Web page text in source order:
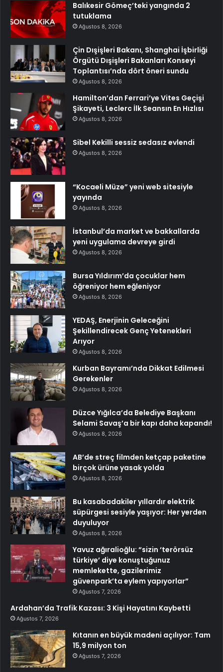
Balıkesir Gömeç’teki yangında 2
tutuklama
Ağustos 8, 2026
Çin Dışişleri Bakanı, Shanghai İşbirliği
Örgütü Dışişleri Bakanları Konseyi
Toplantısı’nda dört öneri sundu
Ağustos 8, 2026
Hamilton’dan Ferrari’ye Vites Geçişi
Şikayeti, Leclerc İlk Seansın En Hızlısı
Ağustos 8, 2026
Sibel Kekilli sessiz sedasız evlendi
Ağustos 8, 2026
“Kocaeli Müze” yeni web sitesiyle
yayında
Ağustos 8, 2026
İstanbul’da market ve bakkallarda
yeni uygulama devreye girdi
Ağustos 8, 2026
Bursa Yıldırım’da çocuklar hem
öğreniyor hem eğleniyor
Ağustos 8, 2026
YEDAŞ, Enerjinin Geleceğini
Şekillendirecek Genç Yetenekleri
Arıyor
Ağustos 8, 2026
Kurban Bayramı’nda Dikkat Edilmesi
Gerekenler
Ağustos 8, 2026
Düzce Yığılca’da Belediye Başkanı
Selami Savaş’a bir kapı daha kapandı!
Ağustos 8, 2026
AB’de streç filmden ketçap paketine
birçok ürüne yasak yolda
Ağustos 8, 2026
Bu kasabadakiler yıllardır elektrik
süpürgesi sesiyle yaşıyor: Her yerden
duyuluyor
Ağustos 8, 2026
Yavuz ağıralioğlu: “sizin ‘terörsüz
türkiye’ diye konuştuğunuz
memlekette, gazilerimiz
güvenpark’ta eylem yapıyorlar”
Ağustos 7, 2026
Ardahan’da Trafik Kazası: 3 Kişi Hayatını Kaybetti
Ağustos 7, 2026
Kıtanın en büyük madeni açılıyor: Tam
15,9 milyon ton
Ağustos 7, 2026